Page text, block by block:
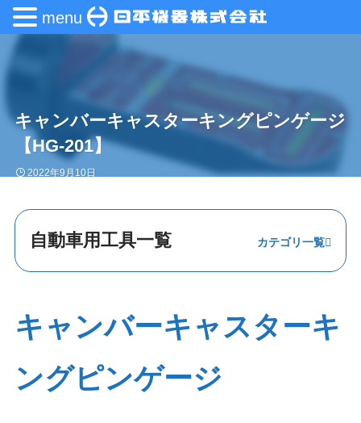
キャンバーキャスターキングピンゲージ
【HG-201】
2022年9月10日
自動車用工具一覧
エンジン
足回り
ブレーキ
キャンバーキャスターキ
ングピンゲージ
menu